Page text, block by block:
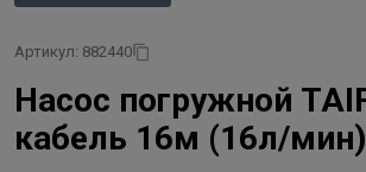
Артикул: 882440
Насос погружной
кабель 16м (16л/мин)